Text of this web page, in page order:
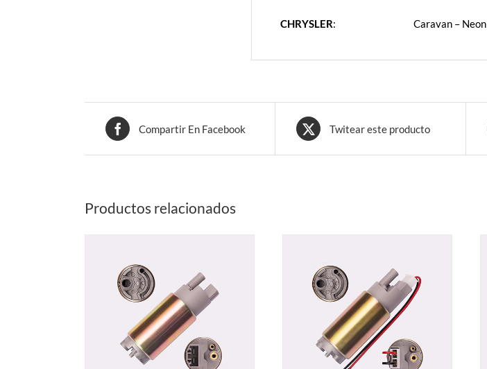
CHRYSLER: Caravan – Neon
Compartir En Facebook Twitear este producto
Productos relacionados